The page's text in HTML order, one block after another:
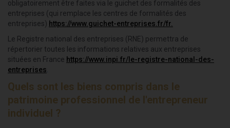
obligatoirement être faites via le guichet des formalités des
entreprises (qui remplace les centres de formalités des
entreprises) https://www.guichet-entreprises.fr/fr.
Le Registre national des entreprises (RNE) permettra de
répertorier toutes les informations relatives aux entreprises
situées en France https://www.inpi.fr/le-registre-national-des-
entreprises
Quels sont les biens compris dans le
patrimoine professionnel de l'entrepreneur
individuel ?